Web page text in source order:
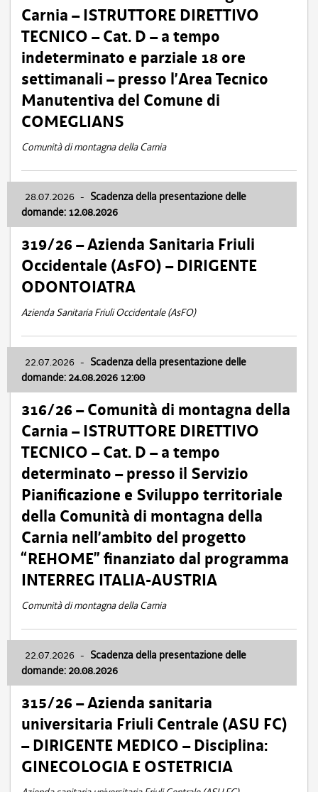
Carnia – ISTRUTTORE DIRETTIVO
TECNICO – Cat. D – a tempo
indeterminato e parziale 18 ore
settimanali – presso l’Area Tecnico
Manutentiva del Comune di
COMEGLIANS
Comunità di montagna della Carnia
28.07.2026 - Scadenza della presentazione delle
domande: 12.08.2026
319/26 – Azienda Sanitaria Friuli
Occidentale (AsFO) – DIRIGENTE
ODONTOIATRA
Azienda Sanitaria Friuli Occidentale (AsFO)
22.07.2026 - Scadenza della presentazione delle
domande: 24.08.2026 12:00
316/26 – Comunità di montagna della
Carnia – ISTRUTTORE DIRETTIVO
TECNICO – Cat. D – a tempo
determinato – presso il Servizio
Pianificazione e Sviluppo territoriale
della Comunità di montagna della
Carnia nell’ambito del progetto
“REHOME” finanziato dal programma
INTERREG ITALIA-AUSTRIA
Comunità di montagna della Carnia
22.07.2026 - Scadenza della presentazione delle
domande: 20.08.2026
315/26 – Azienda sanitaria
universitaria Friuli Centrale (ASU FC)
– DIRIGENTE MEDICO – Disciplina:
GINECOLOGIA E OSTETRICIA